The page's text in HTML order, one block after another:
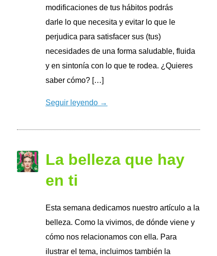
modificaciones de tus hábitos podrás
darle lo que necesita y evitar lo que le
perjudica para satisfacer sus (tus)
necesidades de una forma saludable, fluida
y en sintonía con lo que te rodea. ¿Quieres
saber cómo? […]
Seguir leyendo →
La belleza que hay
en ti
Esta semana dedicamos nuestro artículo a la
belleza. Como la vivimos, de dónde viene y
cómo nos relacionamos con ella. Para
ilustrar el tema, incluimos también la